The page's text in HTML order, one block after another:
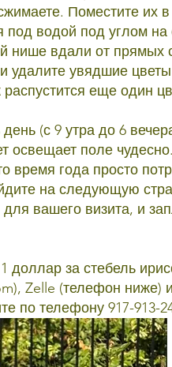
Поместите их
под водой под углом
нише вдали от прямых
удалите увядшие
еще один
(с 9 утра до 6
освещает поле
время года просто
на следующую
вашего визита, и
доллар за стебель
), Zelle (телефон ниже)
по телефону 917-913-